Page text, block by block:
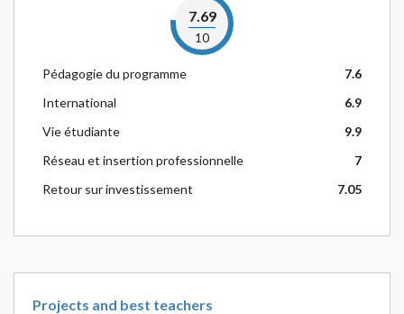
7.69
10
Pédagogie du programme
7.6
International
6.9
Vie étudiante
9.9
Réseau et insertion professionnelle
7
Retour sur investissement
7.05
Projects and best teachers